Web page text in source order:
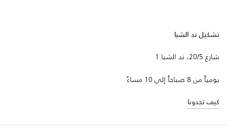
تشكيل ند الشبا
شارع 20/5، ند الشبا 1
يومياً من 8 صباحاً إلى 10 مساءً
كيف تجدونا